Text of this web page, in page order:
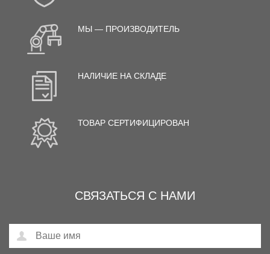
МЫ — ПРОИЗВОДИТЕЛЬ
НАЛИЧИЕ НА СКЛАДЕ
ТОВАР СЕРТИФИЦИРОВАН
СВЯЗАТЬСЯ С НАМИ